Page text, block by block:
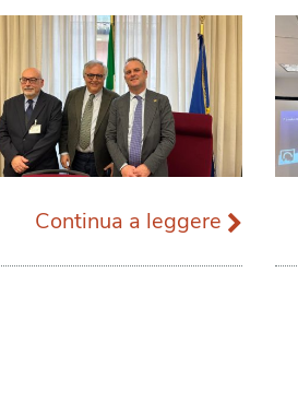
Continua a leggere